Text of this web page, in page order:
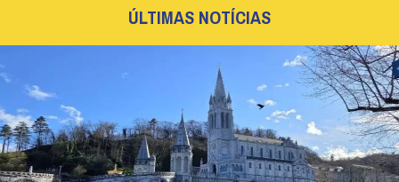
ÚLTIMAS NOTÍCIAS